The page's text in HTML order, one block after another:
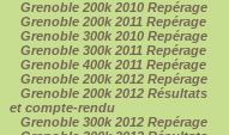
Grenoble 200k 2010 Repérage
Grenoble 200k 2011 Repérage
Grenoble 300k 2010 Repérage
Grenoble 300k 2011 Repérage
Grenoble 400k 2011 Repérage
Grenoble 200k 2012 Repérage
Grenoble 200k 2012 Résultats
et compte-rendu
Grenoble 300k 2012 Repérage